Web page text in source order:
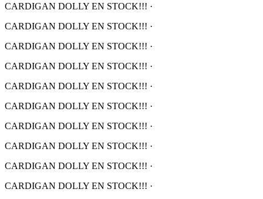
CARDIGAN DOLLY EN STOCK!!! ·
CARDIGAN DOLLY EN STOCK!!! ·
CARDIGAN DOLLY EN STOCK!!! ·
CARDIGAN DOLLY EN STOCK!!! ·
CARDIGAN DOLLY EN STOCK!!! ·
CARDIGAN DOLLY EN STOCK!!! ·
CARDIGAN DOLLY EN STOCK!!! ·
CARDIGAN DOLLY EN STOCK!!! ·
CARDIGAN DOLLY EN STOCK!!! ·
CARDIGAN DOLLY EN STOCK!!! ·